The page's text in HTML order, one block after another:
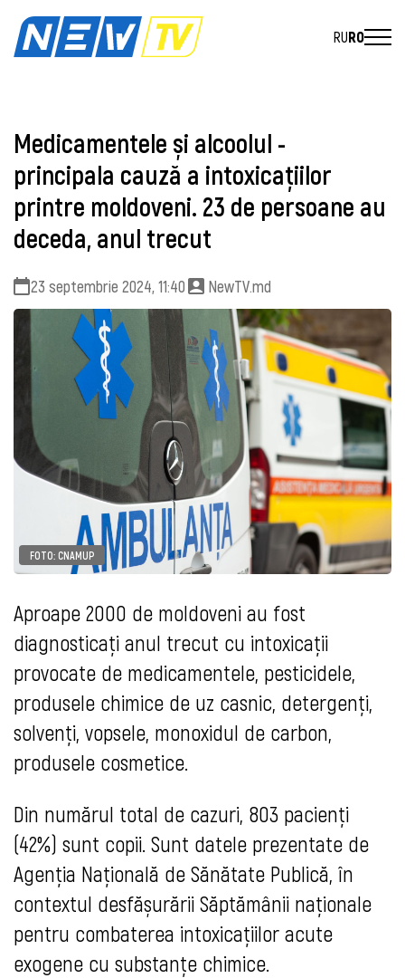
RURO
Medicamentele și alcoolul -
principala cauză a intoxicațiilor
printre moldoveni. 23 de persoane au
deceda, anul trecut
23 septembrie 2024, 11:40 NewTV.md
FOTO: CNAMUP
Aproape 2000 de moldoveni au fost
diagnosticați anul trecut cu intoxicații
provocate de medicamentele, pesticidele,
produsele chimice de uz casnic, detergenți,
solvenți, vopsele, monoxidul de carbon,
produsele cosmetice.
Din numărul total de cazuri, 803 pacienți
(42%) sunt copii. Sunt datele prezentate de
Agenția Națională de Sănătate Publică, în
contextul desfășurării Săptămânii naționale
pentru combaterea intoxicațiilor acute
exogene cu substanțe chimice.